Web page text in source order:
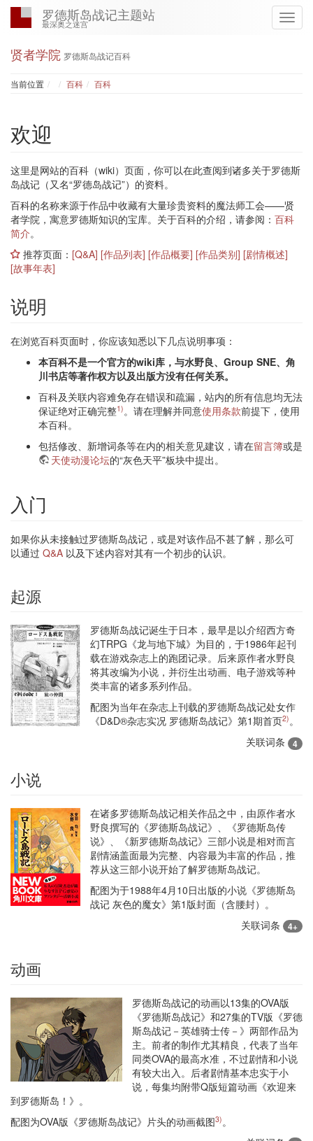
罗德斯岛战记主题站
最深奥之迷宫
贤者学院 罗德斯岛战记百科
当前位置 Home
百科 百科
欢迎
这里是网站的百科（wiki）页面，你可以在此查阅到诸多关于罗德斯
岛战记（又名“罗德岛战记”）的资料。
百科的名称来源于作品中收藏有大量珍贵资料的魔法师工会——贤
者学院，寓意罗德斯知识的宝库。关于百科的介绍，请参阅： 百科
简介。
推荐页面： [Q&A] [作品列表] [作品概要] [作品类别] [剧情概述]
[故事年表]
说明
在浏览百科页面时，你应该知悉以下几点说明事项：
本百科不是一个官方的wiki库，与水野良、Group SNE、角
川书店等著作权方以及出版方没有任何关系。
百科及关联内容难免存在错误和疏漏，站内的所有信息均无法
保证绝对正确完整1) 。请在理解并同意使用条款前提下，使用
本百科。
包括修改、新增词条等在内的相关意见建议，请在留言簿或是
天使动漫论坛的“灰色天平”板块中提出。
入门
如果你从未接触过罗德斯岛战记，或是对该作品不甚了解，那么可
以通过 Q&A 以及下述内容对其有一个初步的认识。
起源
罗德斯岛战记诞生于日本，最早是以介绍西方奇
幻TRPG《龙与地下城》为目的，于1986年起刊
载在游戏杂志上的跑团记录。后来原作者水野良
将其改编为小说，并衍生出动画、电子游戏等种
类丰富的诸多系列作品。
配图为当年在杂志上刊载的罗德斯岛战记处女作
《D&D®杂志实况 罗德斯岛战记》第1期首页2)。
关联词条
4
小说
在诸多罗德斯岛战记相关作品之中，由原作者水
野良撰写的《罗德斯岛战记》、《罗德斯岛传
说》、《新罗德斯岛战记》三部小说是相对而言
剧情涵盖面最为完整、内容最为丰富的作品，推
荐从这三部小说开始了解罗德斯岛战记。
配图为于1988年4月10日出版的小说《罗德斯岛
战记 灰色的魔女》第1版封面（含腰封）。
关联词条
4+
动画
罗德斯岛战记的动画以13集的OVA版
《罗德斯岛战记》和27集的TV版《罗德
斯岛战记－英雄骑士传－》两部作品为
主。前者的制作尤其精良，代表了当年
同类OVA的最高水准，不过剧情和小说
有较大出入。后者剧情基本忠实于小
说，每集均附带Q版短篇动画《欢迎来
到罗德斯岛！》。
配图为OVA版《罗德斯岛战记》片头的动画截图3)。